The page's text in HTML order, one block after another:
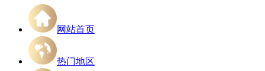
网站首页
热门地区